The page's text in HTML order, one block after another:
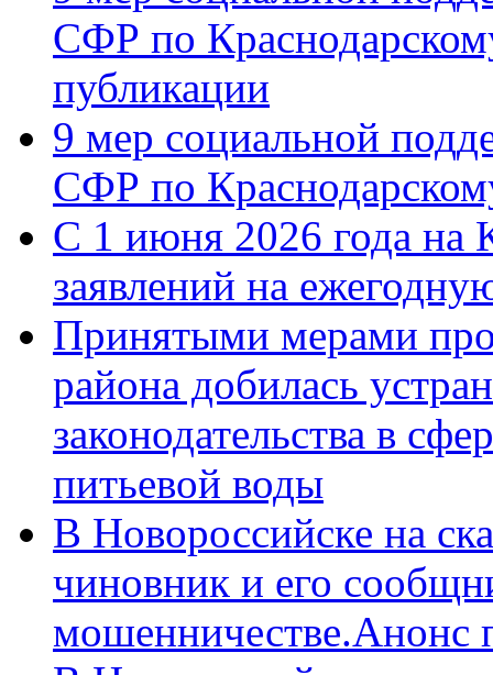
СФР по
публикации
9 мер социальной
СФР по
С 1 июня 2026 года на
заявлений на
Принятыми мерами
района добилась
законодательства в
питьевой воды
В Новороссийске на
чиновник и его
мошенничестве.Анонс